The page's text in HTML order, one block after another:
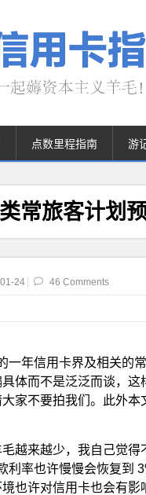
点数里程指南 游
常旅客计划
24 46 Comments
一年信用卡界及相关的
体而不是泛泛而谈，
家不要拍我们。此外
越来越少，我自己觉
利率也许慢慢会恢复到
也许对信用卡也会有